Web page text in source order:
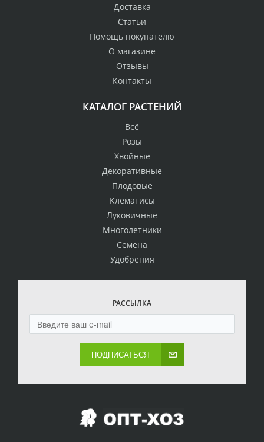
Доставка
Статьи
Помощь покупателю
О магазине
Отзывы
Контакты
КАТАЛОГ РАСТЕНИЙ
Всё
Розы
Хвойные
Декоративные
Плодовые
Клематисы
Луковичные
Многолетники
Семена
Удобрения
РАССЫЛКА
ПОДПИСАТЬСЯ